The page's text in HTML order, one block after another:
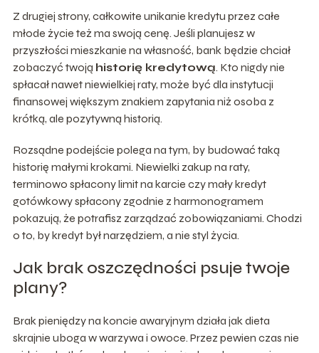
Z drugiej strony, całkowite unikanie kredytu przez całe
młode życie też ma swoją cenę. Jeśli planujesz w
przyszłości mieszkanie na własność, bank będzie chciał
zobaczyć twoją historię kredytową. Kto nigdy nie
spłacał nawet niewielkiej raty, może być dla instytucji
finansowej większym znakiem zapytania niż osoba z
krótką, ale pozytywną historią.
Rozsądne podejście polega na tym, by budować taką
historię małymi krokami. Niewielki zakup na raty,
terminowo spłacony limit na karcie czy mały kredyt
gotówkowy spłacony zgodnie z harmonogramem
pokazują, że potrafisz zarządzać zobowiązaniami. Chodzi
o to, by kredyt był narzędziem, a nie styl życia.
Jak brak oszczędności psuje twoje
plany?
Brak pieniędzy na koncie awaryjnym działa jak dieta
skrajnie uboga w warzywa i owoce. Przez pewien czas nie